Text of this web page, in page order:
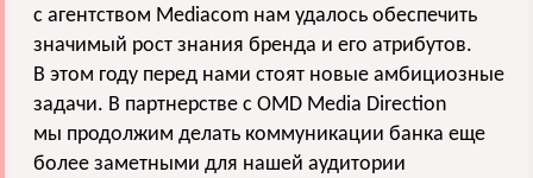
с агентством Mediacom нам удалось обеспечить
значимый рост знания бренда и его атрибутов.
В этом году перед нами стоят новые амбициозные
задачи. В партнерстве с OMD Media Direction
мы продолжим делать коммуникации банка еще
более заметными для нашей аудитории